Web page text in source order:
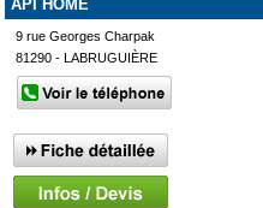
API HOME
9 rue Georges Charpak
81290 - LABRUGUIÈRE